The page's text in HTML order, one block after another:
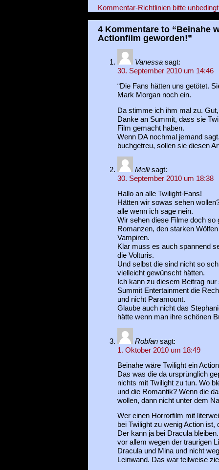
Kommentar-Richtlinien bitte
4 Kommentare to “Beinahe
Actionfilm geworden!”
Vanessa sagt:
30. September 2010 um 14:46
“Die Fans hätten uns getötet.
Mark Morgan noch ein.
Da stimme ich ihm mal zu.
Danke an Summit, dass sie
Film gemacht haben.
Wenn DA nochmal jemand
buchgetreu, sollen sie diesen
Melli sagt:
30. September 2010 um 18:38
Hallo an alle Twilight-Fans!
Hätten wir sowas sehen
alle wenn ich sage nein.
Wir sehen diese Filme doch so
Romanzen, den starken
Vampiren.
Klar muss es auch spannend
die Volturis.
Und selbst die sind nicht so
vielleicht gewünscht hätten.
Ich kann zu diesem Beitrag
Summit Entertainment die
und nicht Paramount.
Glaube auch nicht das
hätte wenn man ihre schönen
Robfan sagt:
1. Oktober 2010 um 18:49
Beinahe wäre Twilight ein
Das was die da ursprünglich
nichts mit Twilight zu tun. Wo
und die Romantik? Wenn die
wollen, dann nicht unter dem
Wer einen Horrorfilm mit
bei Twilight zu wenig Action
Der kann ja bei Dracula
vor allem wegen der traurigen
Dracula und Mina und nicht
Leinwand. Das war teilweise